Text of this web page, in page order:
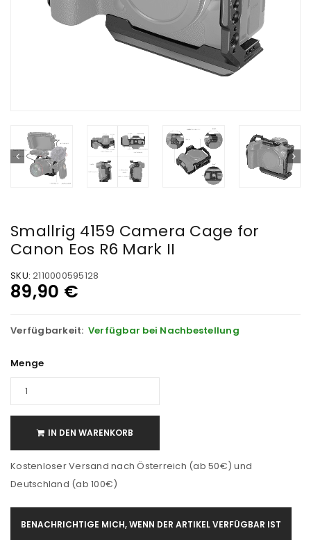
Smallrig 4159 Camera Cage for
Canon Eos R6 Mark II
SKU: 2110000595128
89,90 €
Verfügbarkeit: Verfügbar bei Nachbestellung
Menge
IN DEN WARENKORB
Kostenloser Versand nach Österreich (ab 50€) und
Deutschland (ab 100€)
BENACHRICHTIGE MICH, WENN DER ARTIKEL VERFÜGBAR IST